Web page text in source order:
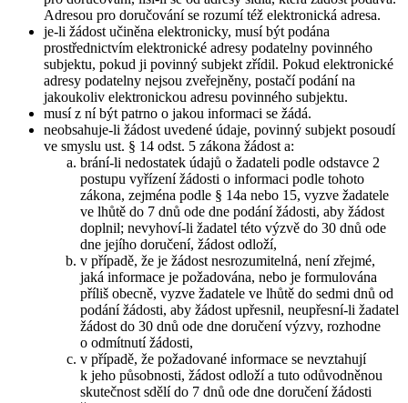
Adresou pro doručování se rozumí též elektronická adresa.
je-li žádost učiněna elektronicky, musí být podána
prostřednictvím elektronické adresy podatelny povinného
subjektu, pokud ji povinný subjekt zřídil. Pokud elektronické
adresy podatelny nejsou zveřejněny, postačí podání na
jakoukoliv elektronickou adresu povinného subjektu.
musí z ní být patrno o jakou informaci se žádá.
neobsahuje-li žádost uvedené údaje, povinný subjekt posoudí
ve smyslu ust. § 14 odst. 5 zákona žádost a:
brání-li nedostatek údajů o žadateli podle odstavce 2
postupu vyřízení žádosti o informaci podle tohoto
zákona, zejména podle § 14a nebo 15, vyzve žadatele
ve lhůtě do 7 dnů ode dne podání žádosti, aby žádost
doplnil; nevyhoví-li žadatel této výzvě do 30 dnů ode
dne jejího doručení, žádost odloží,
v případě, že je žádost nesrozumitelná, není zřejmé,
jaká informace je požadována, nebo je formulována
příliš obecně, vyzve žadatele ve lhůtě do sedmi dnů od
podání žádosti, aby žádost upřesnil, neupřesní-li žadatel
žádost do 30 dnů ode dne doručení výzvy, rozhodne
o odmítnutí žádosti,
v případě, že požadované informace se nevztahují
k jeho působnosti, žádost odloží a tuto odůvodněnou
skutečnost sdělí do 7 dnů ode dne doručení žádosti